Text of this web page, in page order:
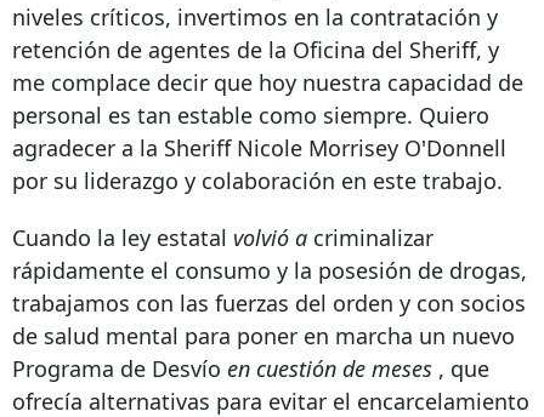
niveles críticos, invertimos en la contratación y
retención de agentes de la Oficina del Sheriff, y
me complace decir que hoy nuestra capacidad de
personal es tan estable como siempre. Quiero
agradecer a la Sheriff Nicole Morrisey O'Donnell
por su liderazgo y colaboración en este trabajo.
Cuando la ley estatal volvió a criminalizar
rápidamente el consumo y la posesión de drogas,
trabajamos con las fuerzas del orden y con socios
de salud mental para poner en marcha un nuevo
Programa de Desvío en cuestión de meses , que
ofrecía alternativas para evitar el encarcelamiento